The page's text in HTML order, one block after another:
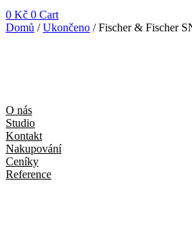
0 Kč 0 Cart
Domů /Ukončeno / Fischer & Fischer
O nás
Studio
Kontakt
Nakupování
Ceníky
Reference